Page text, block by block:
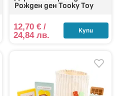
Рожден ден Tooky Toy
12,70€ /
24,84 лв.
Купи